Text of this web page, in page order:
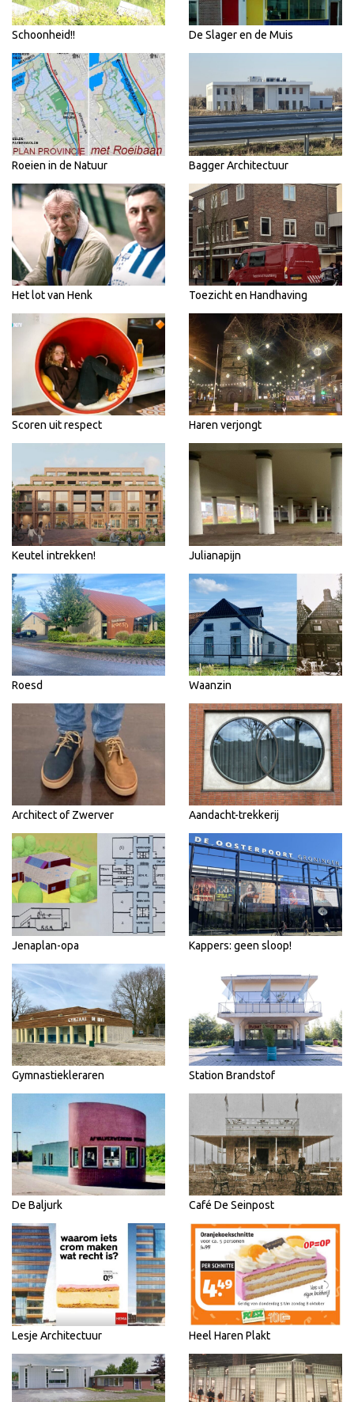
Schoonheid!! De Slager en de Muis
Roeien in de Natuur Bagger Architectuur
Het lot van Henk Toezicht en Handhaving
Scoren uit respect Haren verjongt
Keutel intrekken! Julianapijn
Roesd Waanzin
Architect of Zwerver Aandacht-trekkerij
Jenaplan-opa Kappers: geen sloop!
Gymnastiekleraren Station Brandstof
De Baljurk Café De Seinpost
Lesje Architectuur Heel Haren Plakt